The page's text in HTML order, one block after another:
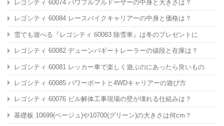
レゴシティ 60074 パワフルブルドーザーの中身と大きさは？
レゴシティ 60084 レースバイクキャリアーの中身と価格は？
雪でも遊べる『レゴシティ 60083 除雪車』は冬のプレゼントに
レゴシティ 60082 デューンバギートレーラーの値段と在庫は？
レゴシティ 60081 レッカー車で楽しく遊ぶのにあったら良いもの
レゴシティ 60085 パワーボートと4WDキャリアーの遊び方
レゴシティ 60076 ビル解体工事現場の壁が壊れる仕組みは？
基礎板 10699(ベージュ)や10700(グリーン)の大きさは何cm？